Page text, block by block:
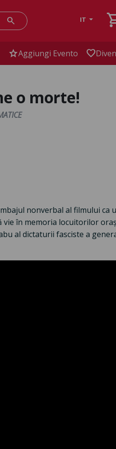
search IT
starAggiungi Evento favorite
o morte!
nonverbal al filmului ca
vie în memoria locuitorilor
al dictaturii fasciste a